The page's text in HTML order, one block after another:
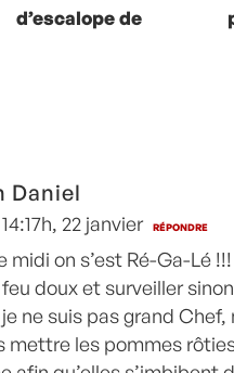
d’escalope de
Daniel
22 janvier RÉPONDRE
midi on s’est Ré-Ga-Lé
doux et surveiller
ne suis pas grand
mettre les pommes